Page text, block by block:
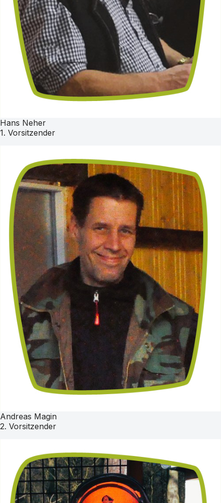
Hans Neher
1. Vorsitzender
Andreas Magin
2. Vorsitzender